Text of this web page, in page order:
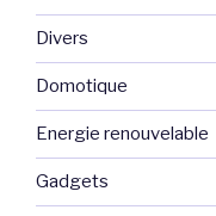
Divers
Domotique
Energie renouvelable
Gadgets